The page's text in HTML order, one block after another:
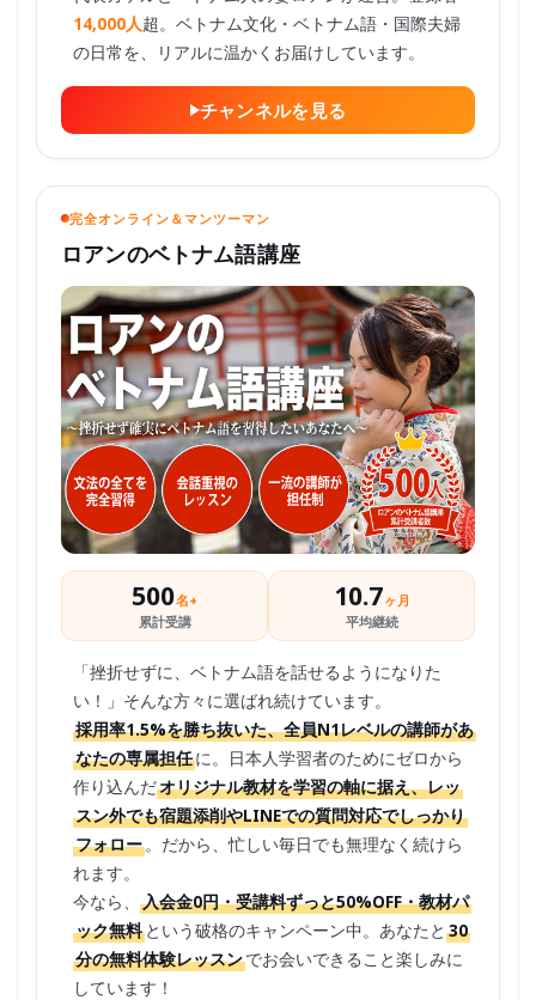
14,000人超。ベトナム文化・ベトナム語・国際夫婦
の日常を、リアルに温かくお届けしています。
チャンネルを見る
完全オンライン＆マンツーマン
ロアンのベトナム語講座
500名+
累計受講
10.7ヶ月
平均継続
「挫折せずに、ベトナム語を話せるようになりた
い！」そんな方々に選ばれ続けています。
採用率1.5%を勝ち抜いた、全員N1レベルの講師があ
なたの専属担任に。日本人学習者のためにゼロから
作り込んだオリジナル教材を学習の軸に据え、レッ
スン外でも宿題添削やLINEでの質問対応でしっかり
フォロー。だから、忙しい毎日でも無理なく続けら
れます。
今なら、
入会金0円・受講料ずっと50%OFF・教材パ
ック無料 という破格のキャンペーン中。あなたと 30
分の無料体験レッスンでお会いできること楽しみに
しています！